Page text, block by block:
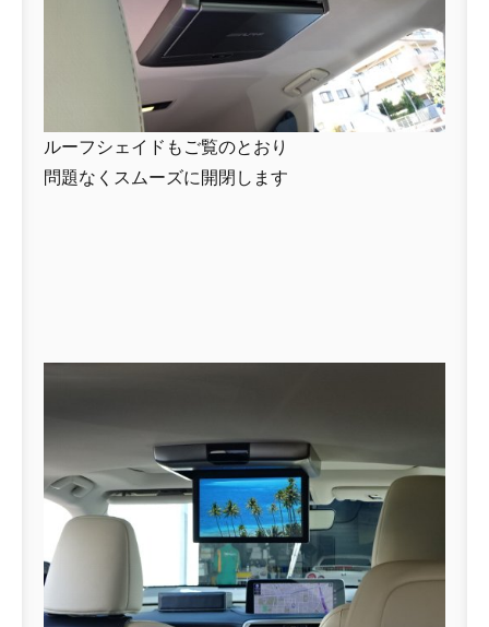
ルーフシェイドもご覧のとおり
問題なくスムーズに開閉します